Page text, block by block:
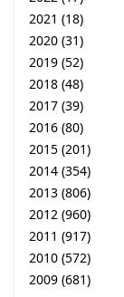
2021 (18)
2020 (31)
2019 (52)
2018 (48)
2017 (39)
2016 (80)
2015 (201)
2014 (354)
2013 (806)
2012 (960)
2011 (917)
2010 (572)
2009 (681)